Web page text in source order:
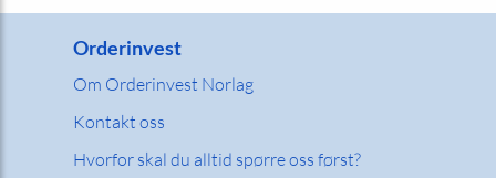
Orderinvest
Om Orderinvest Norlag
Kontakt oss
Hvorfor skal du alltid spørre oss først?